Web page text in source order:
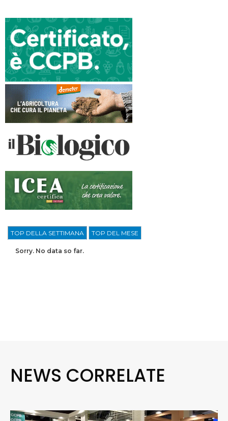
TOP DELLA SETTIMANA TOP DEL MESE
Sorry. No data so far.
NEWS CORRELATE